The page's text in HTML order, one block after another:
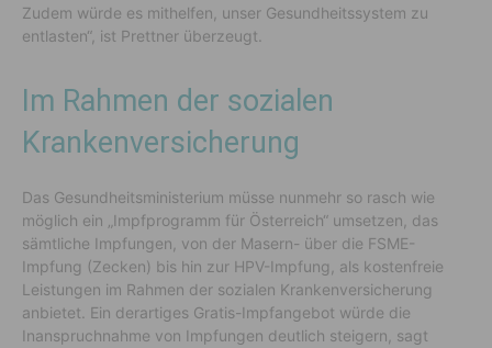
Zudem würde es mithelfen, unser Gesundheitssystem zu
entlasten“, ist Prettner überzeugt.
Im Rahmen der sozialen
Krankenversicherung
Das Gesundheitsministerium müsse nunmehr so rasch wie
möglich ein „Impfprogramm für Österreich“ umsetzen, das
sämtliche Impfungen, von der Masern- über die FSME-
Impfung (Zecken) bis hin zur HPV-Impfung, als kostenfreie
Leistungen im Rahmen der sozialen Krankenversicherung
anbietet. Ein derartiges Gratis-Impfangebot würde die
Inanspruchnahme von Impfungen deutlich steigern, sagt